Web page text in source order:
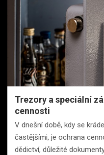
Trezory a speciální
cennosti
V dnešní době, kdy se
častějšími, je ochrana
dědictví, důležité